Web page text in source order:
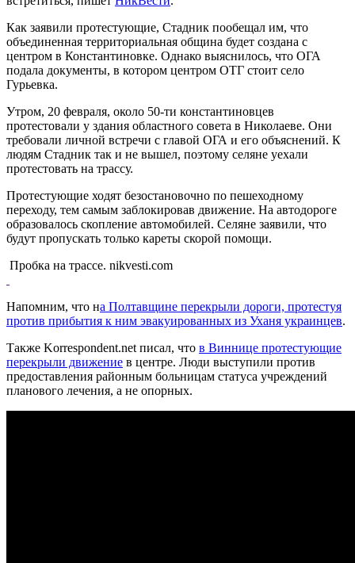
Как заявили протестующие, Стадник пообещал им, что
объединенная территориальная община будет создана с
центром в Константиновке. Однако выяснилось, что ОГА
подала документы, в котором центром ОТГ стоит село
Гурьевка.
Утром, 20 февраля, около 50-ти константиновцев
протестовали у здания областного совета в Николаеве. Они
требовали личной встречи с главой ОГА и его объяснений. К
людям Стадник так и не вышел, поэтому селяне уехали
протестовать на трассу.
Протестующие ходят безостановочно по пешеходному
переходу, тем самым заблокировав движение. На автодороге
образовалось скопление автомобилей. Селяне заявили, что
будут пропускать только кареты скорой помощи.
Пробка на трассе. nikvesti.com
Напомним, что на Полтавщине перекрыли дороги, протестуя
против прибытия к ним эвакуированных из Уханя украинцев.
Также Korrespondent.net писал, что в Виннице протестующие
перекрыли движение в центре. Люди выступили против
предоставления районным больницам статуса учреждений
планового лечения, а не опорных.